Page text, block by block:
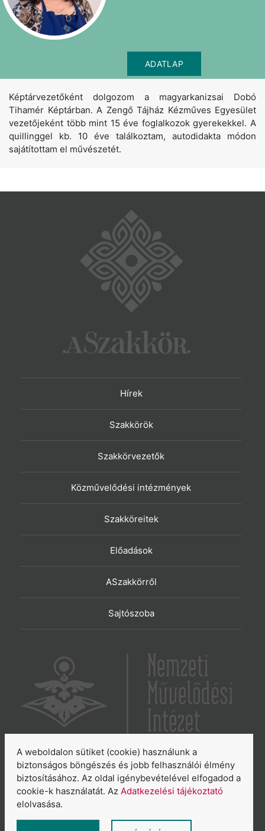
ADATLAP
Képtárvezetőként dolgozom a magyarkanizsai Dobó
Tihamér Képtárban. A Zengő Tájház Kézműves Egyesület
vezetőjeként több mint 15 éve foglalkozok gyerekekkel. A
quillinggel kb. 10 éve találkoztam, autodidakta módon
sajátítottam el művészetét.
Hírek
Szakkörök
Szakkörvezetők
Közművelődési intézmények
Szakköreitek
Előadások
ASzakkörről
Sajtószoba
6065 Lakitelek, Szentkirályi út 2.
E-mail:aszakkor@nmi.hu
E-mail: titkarsag@nmi.hu
Adatkezelési tájékoztató
A weboldalon sütiket (cookie) használunk a
biztonságos böngészés és jobb felhasználói élmény
biztosításához. Az oldal igénybevételével elfogadod a
cookie-k használatát. Az Adatkezelési tájékoztató
elolvasása.